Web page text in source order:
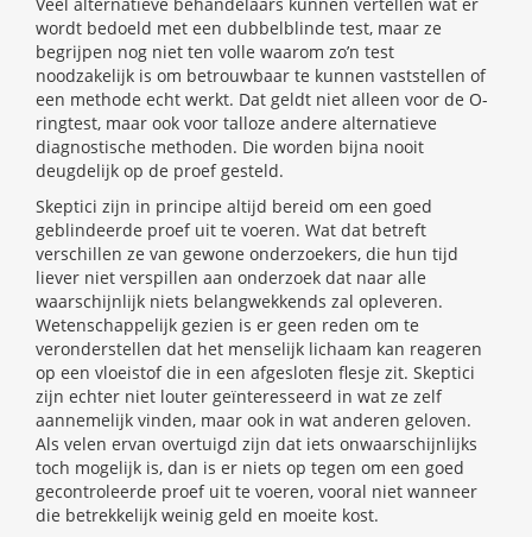
wordt bedoeld met een dubbelblinde test, maar ze
begrijpen nog niet ten volle waarom zo’n test
noodzakelijk is om betrouwbaar te kunnen vaststellen of
een methode echt werkt. Dat geldt niet alleen voor de O-
ringtest, maar ook voor talloze andere alternatieve
diagnostische methoden. Die worden bijna nooit
deugdelijk op de proef gesteld.
Skeptici zijn in principe altijd bereid om een goed
geblindeerde proef uit te voeren. Wat dat betreft
verschillen ze van gewone onderzoekers, die hun tijd
liever niet verspillen aan onderzoek dat naar alle
waarschijnlijk niets belangwekkends zal opleveren.
Wetenschappelijk gezien is er geen reden om te
veronderstellen dat het menselijk lichaam kan reageren
op een vloeistof die in een afgesloten flesje zit. Skeptici
zijn echter niet louter geïnteresseerd in wat ze zelf
aannemelijk vinden, maar ook in wat anderen geloven.
Als velen ervan overtuigd zijn dat iets onwaarschijnlijks
toch mogelijk is, dan is er niets op tegen om een goed
gecontroleerde proef uit te voeren, vooral niet wanneer
die betrekkelijk weinig geld en moeite kost.